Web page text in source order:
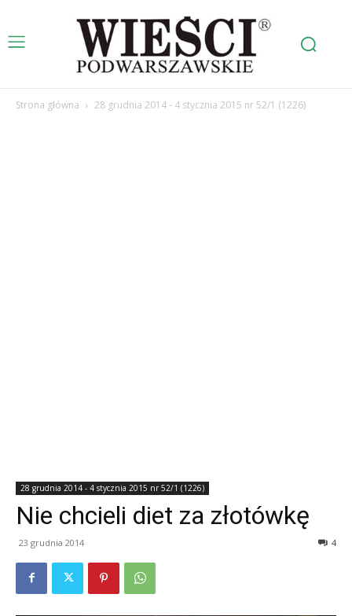
Strona główna 28 grudnia 2014 - 4 stycznia 2015 nr 52/1 (1226)
28 grudnia 2014 - 4 stycznia 2015 nr 52/1 (1226)
Nie chcieli diet za złotówkę
23 grudnia 2014 4